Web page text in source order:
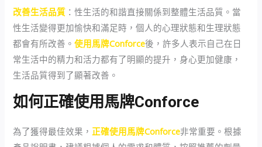
改善生活品質 ：性生活的和諧直接關係到整體生活品質。當
性生活變得更加愉快和滿足時，個人的心理狀態和生理狀態
都會有所改善。使用馬牌Conforce後，許多人表示自己在日
常生活中的精力和活力都有了明顯的提升，身心更加健康，
生活品質得到了顯著改善。
如何正確使用馬牌Conforce
為了獲得最佳效果， 正確使用馬牌Conforce非常重要。根據